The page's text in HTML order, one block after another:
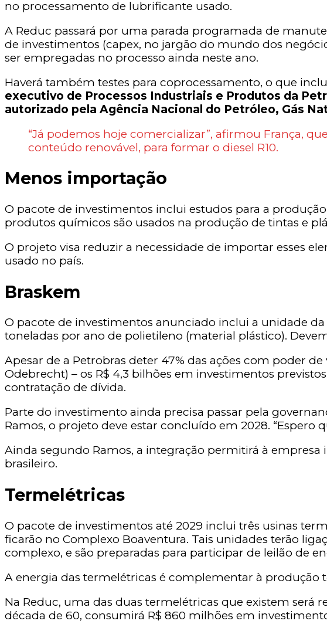
no processamento de lubrificante usado.
A Reduc passará por uma parada programada de
de investimentos (capex, no jargão do mundo dos
ser empregadas no processo ainda neste ano.
Haverá também testes para coprocessamento, o que
executivo de Processos Industriais e Produtos da
autorizado pela Agência Nacional do Petróleo, Gás
“Já podemos hoje comercializar”, afirmou França,
conteúdo renovável, para formar o diesel R10.
Menos importação
O pacote de investimentos inclui estudos para a
produtos químicos são usados na produção de tintas e
O projeto visa reduzir a necessidade de importar esses
usado no país.
Braskem
O pacote de investimentos anunciado inclui a unidade
toneladas por ano de polietileno (material plástico).
Apesar de a Petrobras deter 47% das ações com poder
Odebrecht) – os R$ 4,3 bilhões em investimentos
contratação de dívida.
Parte do investimento ainda precisa passar pela
Ramos, o projeto deve estar concluído em 2028. “Espero
Ainda segundo Ramos, a integração permitirá à
brasileiro.
Termelétricas
O pacote de investimentos até 2029 inclui três usinas
ficarão no Complexo Boaventura. Tais unidades terão
complexo, e são preparadas para participar de leilão de
A energia das termelétricas é complementar à produção
Na Reduc, uma das duas termelétricas que existem será
década de 60, consumirá R$ 860 milhões em